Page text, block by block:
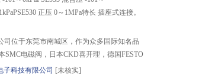
正压 0～1MPa特长 插座式连接。
司位于东莞市南城区，作为众多国际知名品
SMC电磁阀，日本CKD喜开理，德国FESTO
子科技有限公司 [未核实]